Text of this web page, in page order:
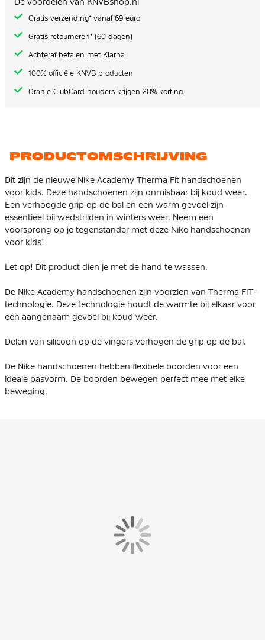
gallerij
Gratis verzending* vanaf 69 euro
Gratis retourneren* (60 dagen)
Achteraf betalen met Klarna
100% officiële KNVB producten
Oranje ClubCard houders krijgen 20% korting
PRODUCTOMSCHRIJVING
Dit zijn de nieuwe Nike Academy Therma Fit handschoenen
voor kids. Deze handschoenen zijn onmisbaar bij koud weer.
Een verhoogde grip op de bal en een warm gevoel zijn
essentieel bij wedstrijden in winters weer. Neem een
voorsprong op je tegenstander met deze Nike handschoenen
voor kids!
Let op! Dit product dien je met de hand te wassen.
De Nike Academy handschoenen zijn voorzien van Therma FIT-
technologie. Deze technologie houdt de warmte bij elkaar voor
een aangenaam gevoel bij koud weer.
Delen van silicoon op de vingers verhogen de grip op de bal.
De Nike handschoenen hebben flexibele boorden voor een
ideale pasvorm. De boorden bewegen perfect mee met elke
beweging.